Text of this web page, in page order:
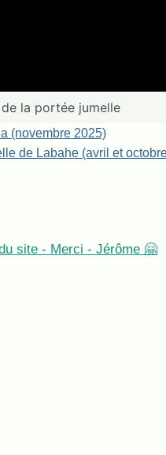
la portée jumelle
(novembre 2025)
de Labahe (avril et
site - Merci - Jérôme 🤗